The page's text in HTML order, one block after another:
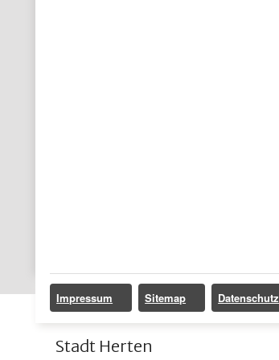
Impressum Sitemap Datenschutz
Stadt Herten